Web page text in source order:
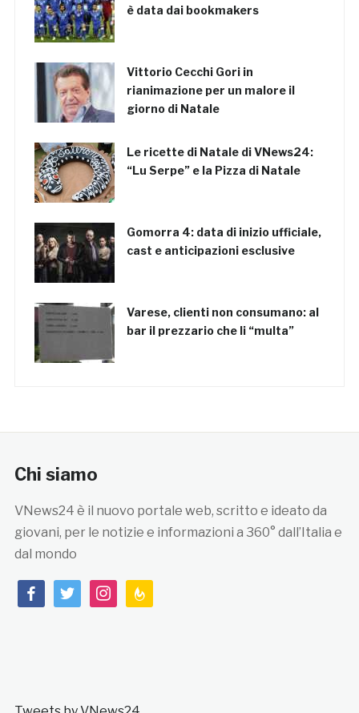
è data dai bookmakers
Vittorio Cecchi Gori in
rianimazione per un malore il
giorno di Natale
Le ricette di Natale di VNews24:
“Lu Serpe” e la Pizza di Natale
Gomorra 4: data di inizio ufficiale,
cast e anticipazioni esclusive
Varese, clienti non consumano: al
bar il prezzario che li “multa”
Chi siamo
VNews24 è il nuovo portale web, scritto e ideato da
giovani, per le notizie e informazioni a 360° dall’Italia e
dal mondo
facebooktwitterinstagramfeedburner